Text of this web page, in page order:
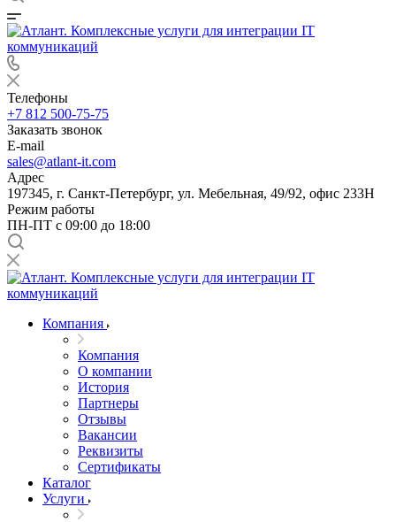
Телефоны
+7 812 500-75-75
Заказать звонок
E-mail
sales@atlant-it.com
Адрес
197345, г. Санкт-Петербург, ул. Мебельная, 49/92, офис 233Н
Режим работы
ПН-ПТ с 09:00 до 18:00
Компания
Компания
О компании
История
Партнеры
Отзывы
Вакансии
Реквизиты
Сертификаты
Каталог
Услуги